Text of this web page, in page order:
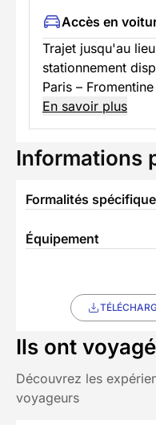
Accès en
Trajet jusqu'au
stationnement
Paris –
En savoir plus
Informations
Formalités
Équipement
Ils ont
Découvrez les
voyageurs